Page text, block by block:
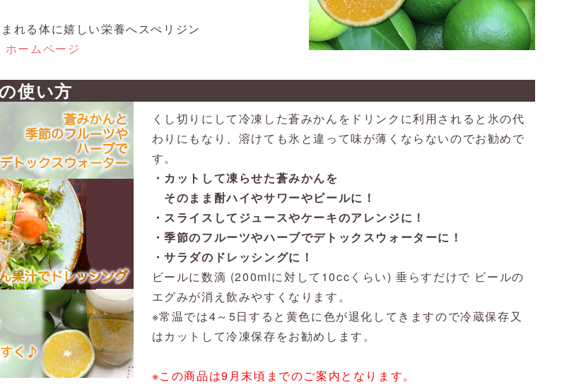
れる体に嬉しい栄養へスぺリジン
ホームページ
使い方
くし切りにして冷凍した蒼みかんをドリンクに利用されると氷の代
わりにもなり、溶けても氷と違って味が薄くならないのでお勧めで
す。
・カットして凍らせた蒼みかんを
そのまま酎ハイやサワーやビールに！
・スライスしてジュースやケーキのアレンジに！
・季節のフルーツやハーブでデトックスウォーターに！
・サラダのドレッシングに！
ビールに数滴 (200mlに対して10ccくらい) 垂らすだけで ビールの
エグみが消え飲みやすくなります。
※常温では4～5日すると黄色に色が退化してきますので冷蔵保存又
はカットして冷凍保存をお勧めします。
※この商品は9月末頃までのご案内となります。